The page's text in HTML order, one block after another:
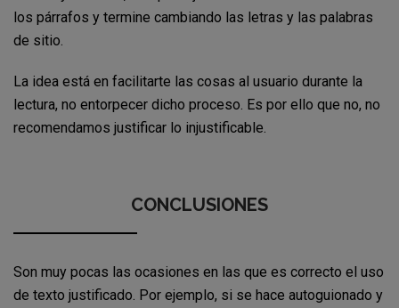
los párrafos y termine cambiando las letras y las palabras
de sitio.
La idea está en facilitarte las cosas al usuario durante la
lectura, no entorpecer dicho proceso. Es por ello que no, no
recomendamos justificar lo injustificable.
CONCLUSIONES
Son muy pocas las ocasiones en las que es correcto el uso
de texto justificado. Por ejemplo, si se hace autoguionado y